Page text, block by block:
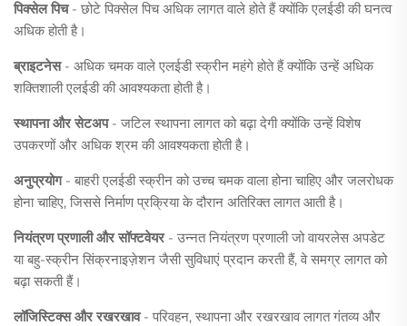
पिक्सेल पिच - छोटे पिक्सेल पिच अधिक लागत वाले होते हैं क्योंकि एलईडी की घनत्व
अधिक होती है।
ब्राइटनेस - अधिक चमक वाले एलईडी स्क्रीन महंगे होते हैं क्योंकि उन्हें अधिक
शक्तिशाली एलईडी की आवश्यकता होती है।
स्थापना और सेटअप - जटिल स्थापना लागत को बढ़ा देगी क्योंकि उन्हें विशेष
उपकरणों और अधिक श्रम की आवश्यकता होती है।
अनुप्रयोग - बाहरी एलईडी स्क्रीन को उच्च चमक वाला होना चाहिए और जलरोधक
होना चाहिए, जिससे निर्माण प्रक्रिया के दौरान अतिरिक्त लागत आती है।
नियंत्रण प्रणाली और सॉफ्टवेयर - उन्नत नियंत्रण प्रणाली जो वायरलेस अपडेट
या बहु-स्क्रीन सिंक्रनाइज़ेशन जैसी सुविधाएं प्रदान करती हैं, वे समग्र लागत को
बढ़ा सकती हैं।
लॉजिस्टिक्स और रखरखाव - परिवहन, स्थापना और रखरखाव लागत गंतव्य और